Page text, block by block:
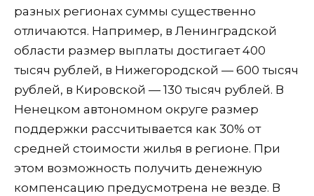
разных регионах суммы существенно
отличаются. Например, в Ленинградской
области размер выплаты достигает 400
тысяч рублей, в Нижегородской — 600 тысяч
рублей, в Кировской — 130 тысяч рублей. В
Ненецком автономном округе размер
поддержки рассчитывается как 30% от
средней стоимости жилья в регионе. При
этом возможность получить денежную
компенсацию предусмотрена не везде. В